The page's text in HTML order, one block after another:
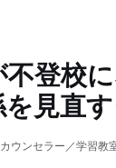
登校に
見直
ウンセラー／学習教